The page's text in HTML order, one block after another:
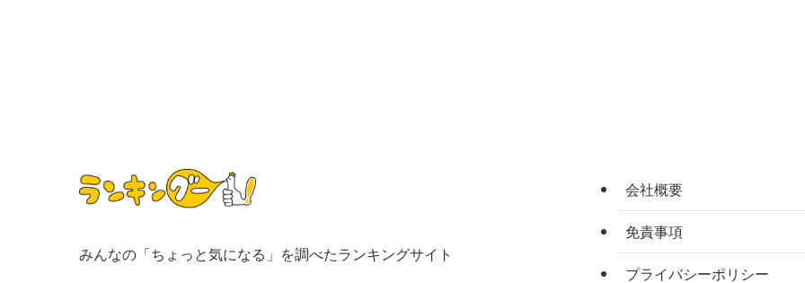
みんなの「ちょっと気になる」を調べたランキングサイト
会社概要
免責事項
プライバシーポリシー